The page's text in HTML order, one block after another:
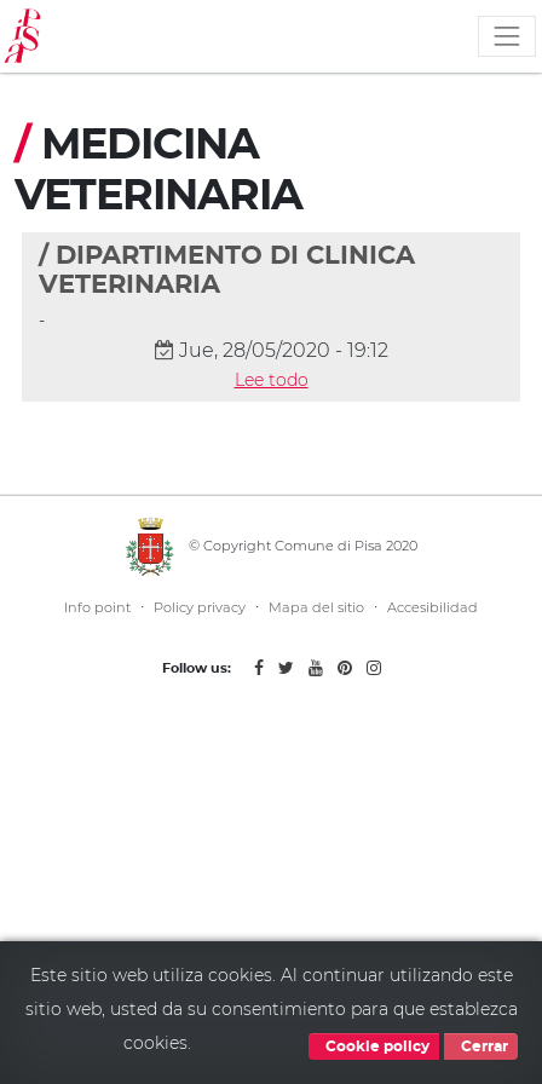
Pasar
al
contenido
principal
/ MEDICINA
VETERINARIA
/ DIPARTIMENTO DI CLINICA
VETERINARIA
-
Jue, 28/05/2020 - 19:12
Lee todo
© Copyright Comune di Pisa 2020
Info point · Policy privacy · Mapa del sitio · Accesibilidad
Follow us:
Este sitio web utiliza cookies. Al continuar utilizando este
sitio web, usted da su consentimiento para que establezca
cookies.
Cookie policy Cerrar